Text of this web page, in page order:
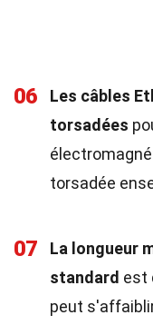
06
Les câbles
torsadées
torsadée
07
La longueur
standard est
peut